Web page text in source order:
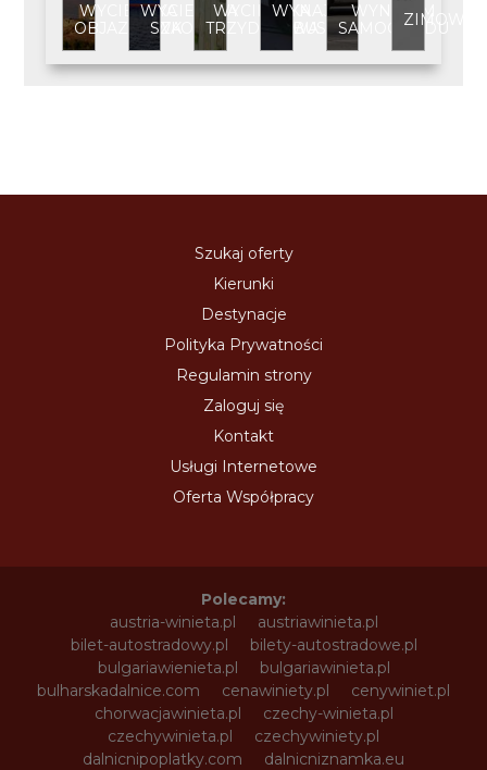
WYCIECZKA
OBJAZDOWA
WYCIECZKA
SZKOLNA
WYCIECZKA
TRZYDNIOWA
WYNAJEM
BUSA
WYNAJEM
SAMOCHODU
Szukaj oferty
Kierunki
Destynacje
Polityka Prywatności
Regulamin strony
Zaloguj się
Kontakt
Usługi Internetowe
Oferta Współpracy
Polecamy:
austria-winieta.pl
austriawinieta.pl
bilet-autostradowy.pl
bilety-autostradowe.pl
bulgariawienieta.pl
bulgariawinieta.pl
bulharskadalnice.com
cenawiniety.pl
cenywiniet.pl
chorwacjawinieta.pl
czechy-winieta.pl
czechywinieta.pl
czechywiniety.pl
dalnicnipoplatky.com
dalnicniznamka.eu